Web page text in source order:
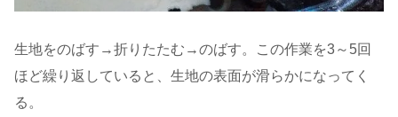
生地をのばす→折りたたむ→のばす。この作業を3～5回
ほど繰り返していると、生地の表面が滑らかになってく
る。